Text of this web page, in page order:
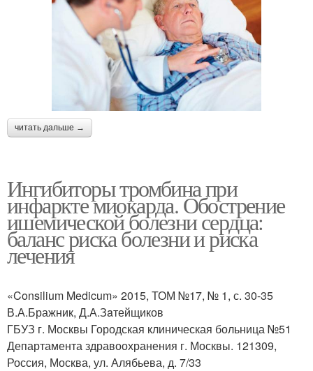
читать дальше →
Ингибиторы тромбина при
инфаркте миокарда. Обострение
ишемической болезни сердца:
баланс риска болезни и риска
лечения
«Consilium Medicum» 2015, ТОМ №17, № 1, с. 30-35
В.А.Бражник, Д.А.Зaтейщиков
ГБУЗ г. Москвы Городская клиническая больница №51
Департамента здравоохранения г. Москвы. 121309,
Россия, Москва, ул. Алябьева, д. 7/33